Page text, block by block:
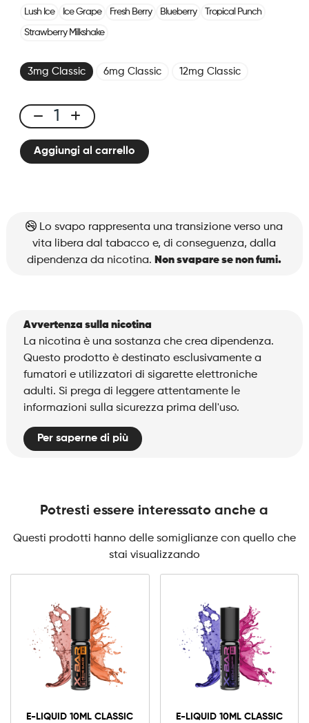
Lush Ice Ice Grape Fresh Berry Blueberry Tropical Punch
Strawberry Milkshake
3mg Classic 6mg Classic 12mg Classic
E-
liquid
10ml
Strawberry
Kiwi
quantità
Aggiungi al carrello
Lo svapo rappresenta una transizione verso una
vita libera dal tabacco e, di conseguenza, dalla
dipendenza da nicotina. Non svapare se non fumi.
Avvertenza sulla nicotina
La nicotina è una sostanza che crea dipendenza.
Questo prodotto è destinato esclusivamente a
fumatori e utilizzatori di sigarette elettroniche
adulti. Si prega di leggere attentamente le
informazioni sulla sicurezza prima dell'uso.
Per saperne di più
Potresti essere interessato anche a
Questi prodotti hanno delle somiglianze con quello che
stai visualizzando
E-LIQUID 10ML CLASSIC
E-LIQUID 10ML CLASSIC